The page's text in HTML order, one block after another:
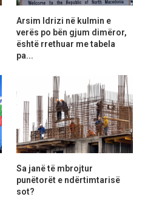
Arsim Idrizi në kulmin e
verës po bën gjum dimëror,
është rrethuar me tabela
pa...
Sa janë të mbrojtur
punëtorët e ndërtimtarisë
sot?